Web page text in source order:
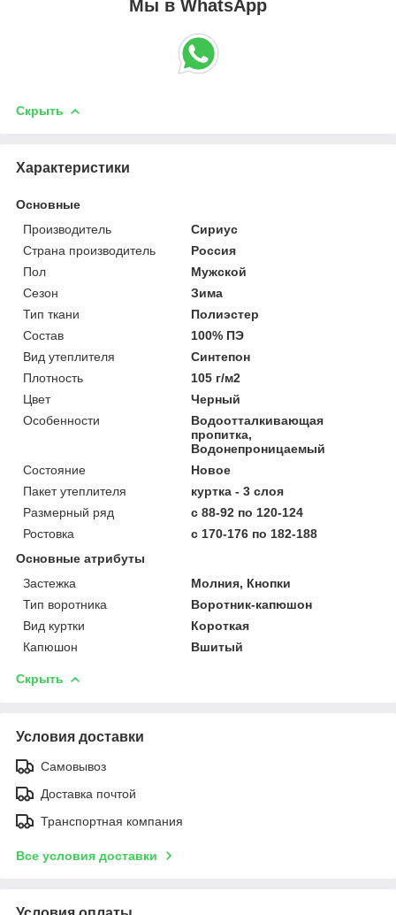
Мы в WhatsApp
Скрыть
Характеристики
Основные
Производитель
Сириус
Страна производитель
Россия
Пол
Мужской
Сезон
Зима
Тип ткани
Полиэстер
Состав
100% ПЭ
Вид утеплителя
Синтепон
Плотность
105 г/м2
Цвет
Черный
Особенности
Водоотталкивающая
пропитка,
Водонепроницаемый
Состояние
Новое
Пакет утеплителя
куртка - 3 слоя
Размерный ряд
с 88-92 по 120-124
Ростовка
с 170-176 по 182-188
Основные атрибуты
Застежка
Молния, Кнопки
Тип воротника
Воротник-капюшон
Вид куртки
Короткая
Капюшон
Вшитый
Скрыть
Условия доставки
Самовывоз
Доставка почтой
Транспортная компания
Все условия доставки